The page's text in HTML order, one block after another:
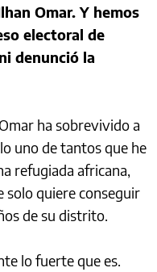
Omar. Y hemos
electoral de
denunció la
ha sobrevivido a
uno de tantos que he
refugiada africana,
solo quiere conseguir
de su distrito.
lo fuerte que es.